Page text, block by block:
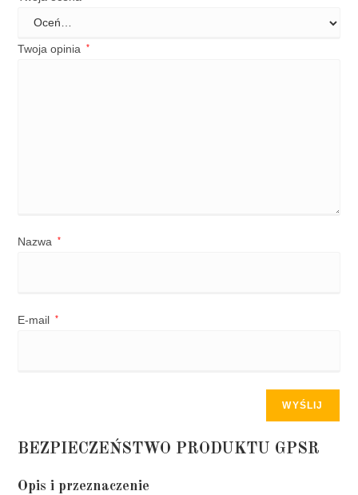
Twoja opinia *
Nazwa *
E-mail *
BEZPIECZEŃSTWO PRODUKTU GPSR
Opis i przeznaczenie